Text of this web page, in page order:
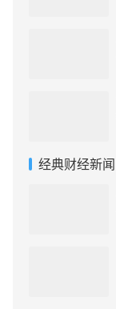
经典财经新闻